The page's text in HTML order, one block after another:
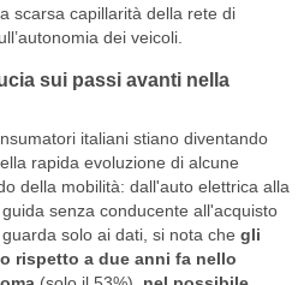
scarsa capillarità della rete di
dei veicoli.
sui passi avanti nella
italiani stiano diventando
rapida evoluzione di alcune
della mobilità: dall'auto elettrica alla
senza conducente all'acquisto
solo ai dati, si nota che gli
rispetto a due anni fa nello